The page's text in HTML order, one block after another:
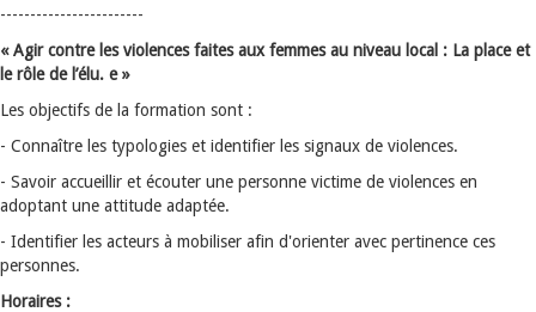
------------------------
« Agir contre les violences faites aux femmes au niveau local : La place et
le rôle de l’élu. e »
Les objectifs de la formation sont :
- Connaître les typologies et identifier les signaux de violences.
- Savoir accueillir et écouter une personne victime de violences en
adoptant une attitude adaptée.
- Identifier les acteurs à mobiliser afin d'orienter avec pertinence ces
personnes.
Horaires :